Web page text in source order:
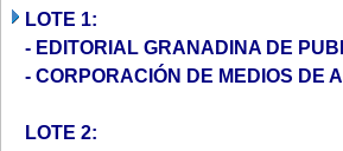
LOTE 1:
- EDITORIAL GRANADINA DE
- CORPORACIÓN DE MEDIOS DE
LOTE 2: